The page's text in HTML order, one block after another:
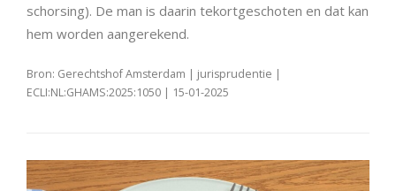
schorsing). De man is daarin tekortgeschoten en dat kan
hem worden aangerekend.
Bron: Gerechtshof Amsterdam | jurisprudentie |
ECLI:NL:GHAMS:2025:1050 | 15-01-2025